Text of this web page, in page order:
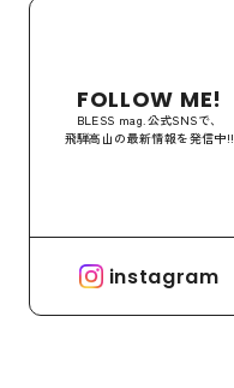
FOLLOW ME!
BLESS mag.公式SNSで、
飛騨高山の最新情報を発信中!!
instagram